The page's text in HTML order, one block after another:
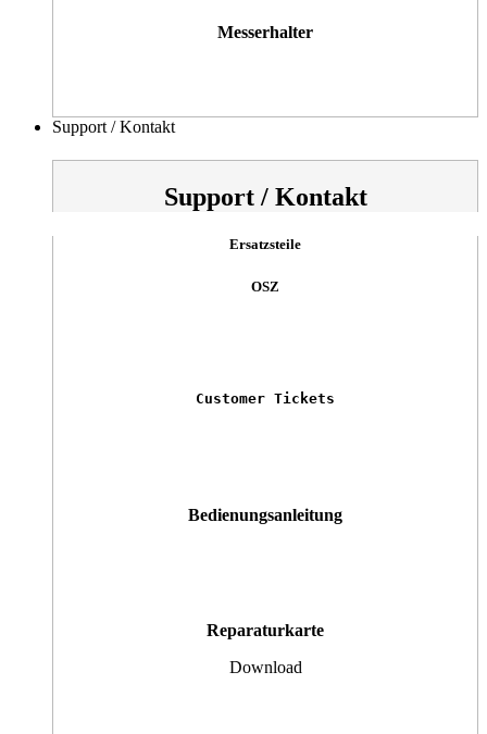
Messerhalter
Support / Kontakt
Support / Kontakt
Ersatzsteile
OSZ
Customer Tickets
Bedienungsanleitung
Reparaturkarte
Download